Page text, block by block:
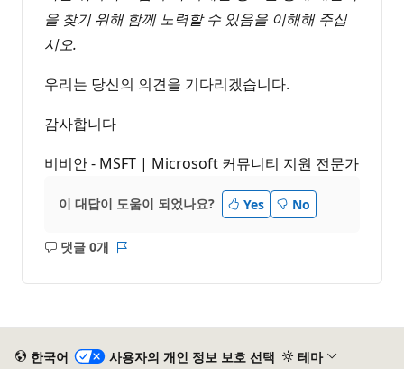
을 찾기 위해 함께 노력할 수 있음을 이해해 주십
시오.
우리는 당신의 의견을 기다리겠습니다.
감사합니다
비비안 - MSFT | Microsoft 커뮤니티 지원 전문가
이 대답이 도움이 되었나요? Yes No
댓글 0개
설
한국어 사용자의 개인 정보 보호 선택 테마